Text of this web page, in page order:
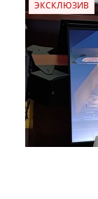
ЭКСКЛЮЗИВ